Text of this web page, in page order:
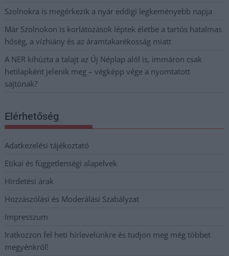
Szolnokra is megérkezik a nyár eddigi legkeményebb napja
Már Szolnokon is korlátozások léptek életbe a tartós hatalmas
hőség, a vízhiány és az áramtakarékosság miatt
A NER kihúzta a talajt az Új Néplap alól is, immáron csak
hetilapként jelenik meg – végképp vége a nyomtatott
sajtónak?
Elérhetőség
Adatkezelési tájékoztató
Etikai és függetlenségi alapelvek
Hirdetési árak
Hozzászólási és Moderálási Szabályzat
Impresszum
Iratkozzon fel heti hírlevelünkre és tudjon meg még többet
megyénkről!